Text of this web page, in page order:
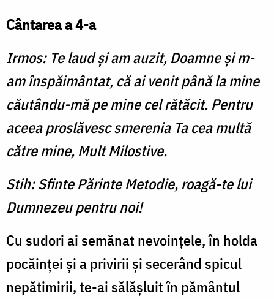
Cântarea a 4-a
Irmos: Te laud şi am auzit, Doamne şi m-
am înspăimântat, că ai venit până la mine
căutându-mă pe mine cel rătăcit. Pentru
aceea proslăvesc smerenia Ta cea multă
către mine, Mult Milostive.
Stih: Sfinte Părinte Metodie, roagă-te lui
Dumnezeu pentru noi!
Cu sudori ai semănat nevoinţele, în holda
pocăinţei şi a privirii şi secerând spicul
nepătimirii, te-ai sălăşluit în pământul